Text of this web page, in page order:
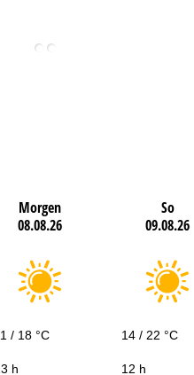
Morgen
08.08.26
So
09.08.26
/ 18 °C 14 / 22 °C
h 12 h